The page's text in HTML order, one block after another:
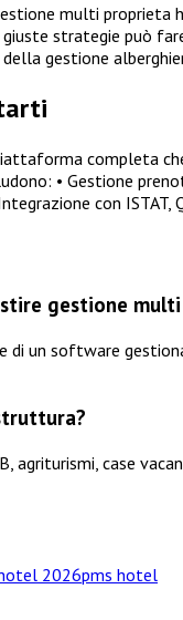
multi proprieta
strategie può
gestione
completa
• Gestione
con ISTAT,
gestione
di un software
agriturismi, case
2026pms hotel